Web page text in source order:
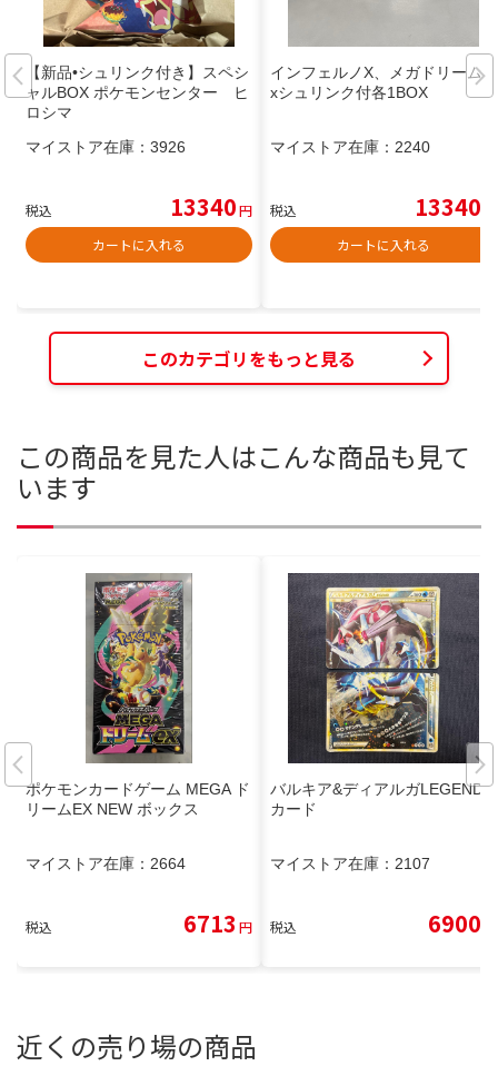
【新品•シュリンク付き】スペシ
ャルBOX ポケモンセンター ヒ
ロシマ
マイストア在庫： 3926
税込 13340円
カートに入れる
インフェルノX、メガドリームe
xシュリンク付各1BOX
マイストア在庫： 2240
税込 13340
カートに入れる
このカテゴリをもっと見る
この商品を見た人はこんな商品も見て
います
ポケモンカードゲーム MEGA ド
リームEX NEW ボックス
マイストア在庫： 2664
税込 6713 円
バルキア&ディアルガLEGEND
カード
マイストア在庫： 2107
税込 6900
近くの売り場の商品